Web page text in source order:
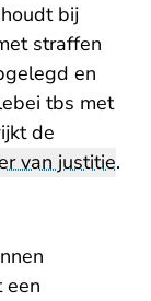
bij
straffen
en
tbs met
de
van justitie.
een